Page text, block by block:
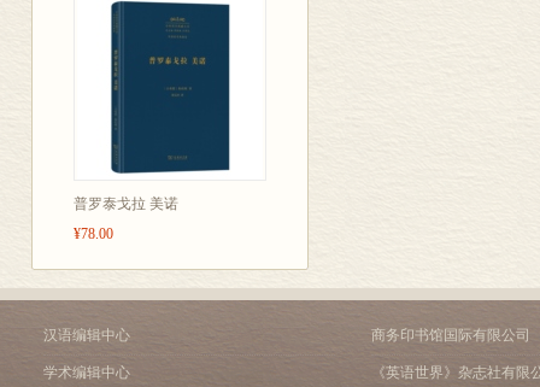
普罗泰戈拉 美诺
¥78.00
汉语编辑中心
学术编辑中心
商务印书馆国际有限公司
《英语世界》杂志社有限